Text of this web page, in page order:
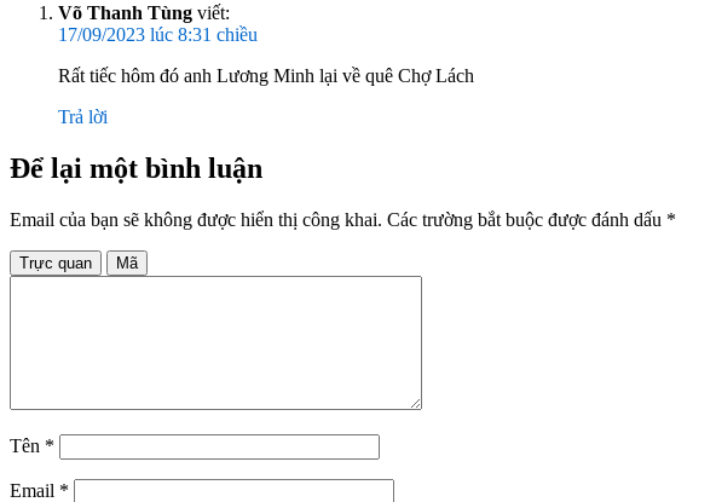
Võ Thanh Tùng viết:
17/09/2023 lúc 8:31 chiều
Rất tiếc hôm đó anh Lương Minh lại về quê Chợ Lách
Trả lời
Để lại một bình luận
Email của bạn sẽ không được hiển thị công khai. Các trường bắt buộc được đánh dấu *
Trực quan Mã
Tên *
Email *